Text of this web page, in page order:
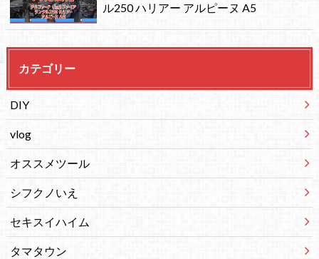
ル250 ハリアー アルピーヌ A5
カテゴリー
DIY
vlog
オススメツール
シフクノいえ
セキスイハイム
タマタウン